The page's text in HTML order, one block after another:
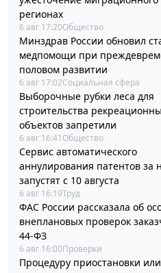
регионах
6 авг 17:20Общество
Минздрав России обновил
медпомощи при
половом развитии
6 авг 17:02Социальная сфера
Выборочные рубки леса для
строительства
объектов запретили
6 авг 16:41 Общество
Сервис автоматического
аннулирования патентов за
запустят с 10 августа
6 авг 16:19Труд
ФАС России рассказала об
внеплановых проверок
44-ФЗ
6 авг 16:00Проверки
Процедуру приостановки